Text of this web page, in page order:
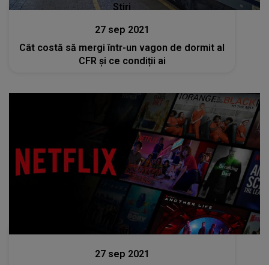
Stiri
27 sep 2021
Cât costă să mergi într-un vagon de dormit al
CFR și ce condiții ai
27 sep 2021